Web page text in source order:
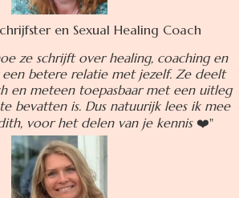
en Sexual Healing Coach
ze schrijft over healing, coaching en
betere relatie met jezelf. Ze deelt
en meteen toepasbaar met een uitleg
bevatten is. Dus natuurijk lees ik mee
voor het delen van je kennis❤️"